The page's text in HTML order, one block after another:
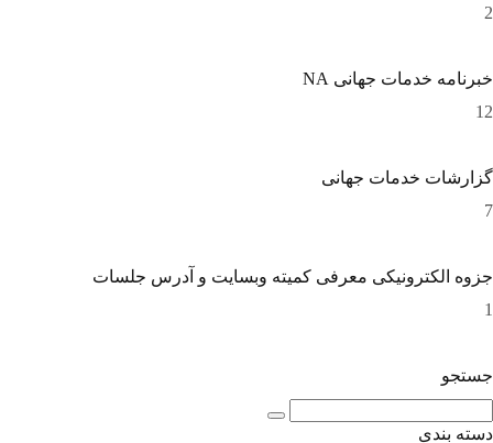
2
خبرنامه خدمات جهانی NA
12
گزارشات خدمات جهانی
7
جزوه الکترونیکی معرفی کمیته وبسایت و آدرس جلسات
1
جستجو
دسته بندی